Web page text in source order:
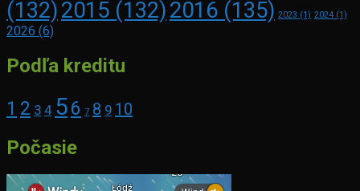
(132)2015 (132)2016 (135) 2023 (1) 2024 (1)
2026 (6)
Podľa kreditu
1 2 3 4 56 7 8 9 10
Počasie